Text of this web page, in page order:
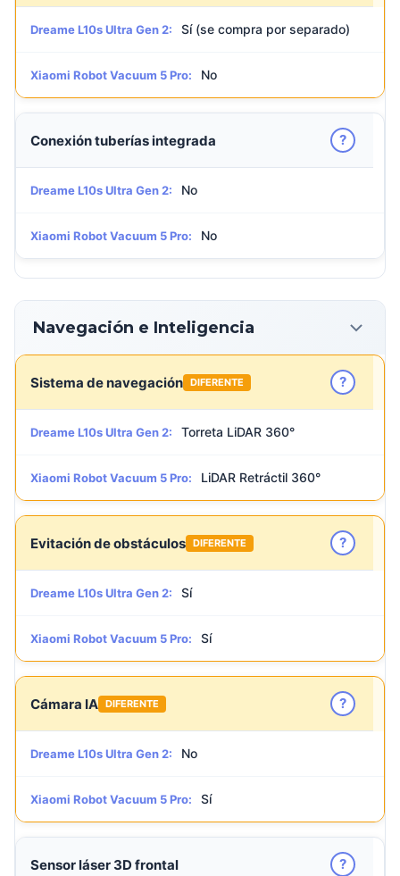
Dreame L10s Ultra Gen 2: Sí (se compra por separado)
Xiaomi Robot Vacuum 5 Pro: No
Conexión tuberías integrada ?
Dreame L10s Ultra Gen 2: No
Xiaomi Robot Vacuum 5 Pro: No
Navegación e Inteligencia
Sistema de navegación DIFERENTE ?
Dreame L10s Ultra Gen 2: Torreta LiDAR 360°
Xiaomi Robot Vacuum 5 Pro: LiDAR Retráctil 360°
Evitación de obstáculos DIFERENTE ?
Dreame L10s Ultra Gen 2: Sí
Xiaomi Robot Vacuum 5 Pro: Sí
Cámara IA DIFERENTE ?
Dreame L10s Ultra Gen 2: No
Xiaomi Robot Vacuum 5 Pro: Sí
Sensor láser 3D frontal ?